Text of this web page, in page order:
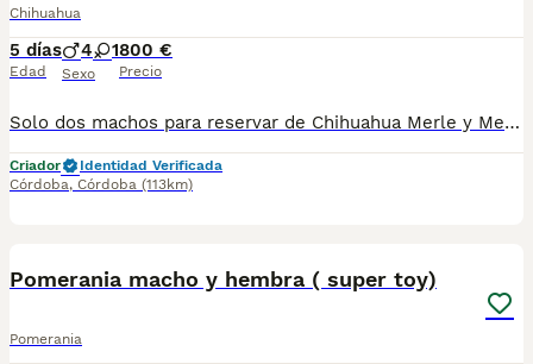
Chihuahua
5 días
Edad
4 1
Sexo
800 €
Precio
Solo dos machos para reservar de Chihuahua Merle y Merle fantasma se entregan vacunados y desparacitados con contrato de compraventa y certificado de salud .compromiso de Chip( no incluido en el precio) Con chip serían 65 euros más. El envío tampoco está incluido en el precio. precios con IVA incluido
Criador
Identidad Verificada
Córdoba, Córdoba (113km)
Pomerania macho y hembra ( super toy)
Pomerania